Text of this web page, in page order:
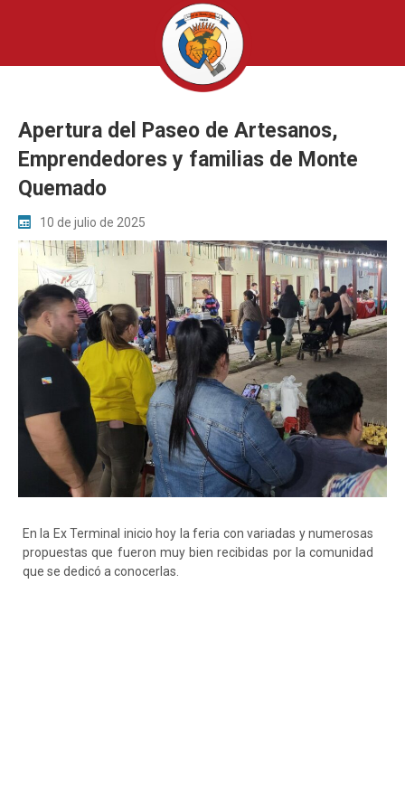
Apertura del Paseo de Artesanos,
Emprendedores y familias de Monte
Quemado
10 de julio de 2025
En la Ex Terminal inicio hoy la feria con variadas y numerosas
propuestas que fueron muy bien recibidas por la comunidad
que se dedicó a conocerlas.